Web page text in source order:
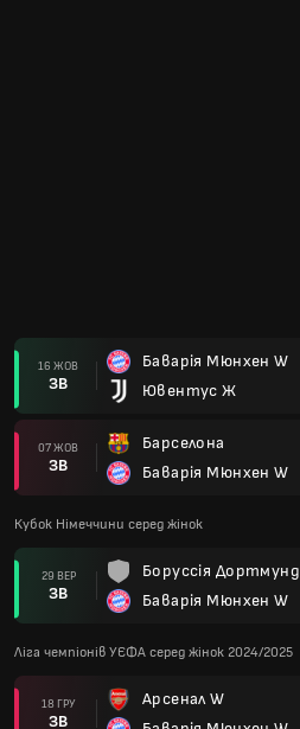
16 ЖОВ
ЗВ
Баварія Мюнхен W
Ювентус Ж
07 ЖОВ
ЗВ
Барселона
Баварія Мюнхен W
Кубок Німеччини серед жінок
29 ВЕР
ЗВ
Боруссія Дортмунд
Баварія Мюнхен W
Ліга чемпіонів УЄФА серед жінок 2024/2025
18 ГРУ
ЗВ
Арсенал W